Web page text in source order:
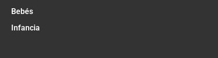
Bebés
Infancia